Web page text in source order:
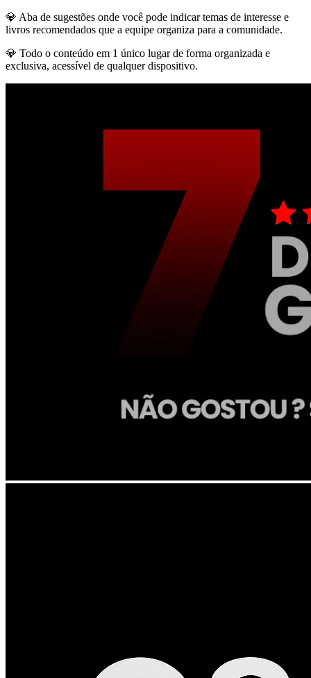
💎 Aba de sugestões onde você pode indicar temas de interesse e
livros recomendados que a equipe organiza para a comunidade.
💎 Todo o conteúdo em 1 único lugar de forma organizada e
exclusiva, acessível de qualquer dispositivo.